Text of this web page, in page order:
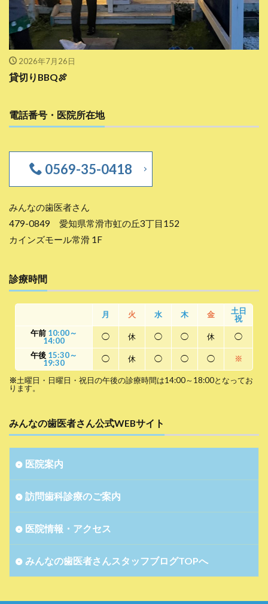
2026年7月26日
貸切りBBQ🍖
電話番号・医院所在地
0569-35-0418
みんなの歯医者さん
479-0849 愛知県常滑市虹の丘3丁目152
カインズモール常滑 1F
診療時間
月 火 水 木 金
土日
祝
午前 10:00～
14:00
◯ 休 ◯ ◯ 休
◯
午後 15:30～
19:30
◯ 休 ◯ ◯ ◯ ※
※土曜日・日曜日・祝日の午後の診療時間は14:00～18:00となってお
ります。
みんなの歯医者さん公式WEBサイト
医院案内
訪問歯科診療のご案内
医院情報・アクセス
みんなの歯医者さんスタッフブログTOPへ